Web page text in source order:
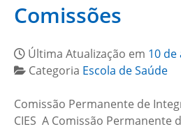
Comissões
Última Atualização em 10 de
Categoria Escola de Saúde
Comissão Permanente de
CIES A Comissão Permanente